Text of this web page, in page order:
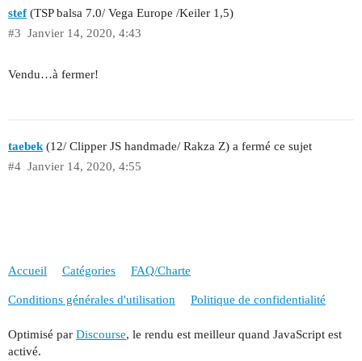
stef(TSP balsa 7.0/ Vega Europe /Keiler 1,5)
Janvier 14, 2020, 4:43
#3
Vendu…à fermer!
taebek(12/ Clipper JS handmade/ Rakza Z) a fermé ce sujet
Janvier 14, 2020, 4:55
#4
Accueil Catégories FAQ/Charte
Conditions générales d'utilisation Politique de confidentialité
Optimisé par Discourse, le rendu est meilleur quand JavaScript est
activé.